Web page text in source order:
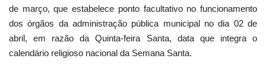
de março, que estabelece ponto facultativo no funcionamento
dos órgãos da administração pública municipal no dia 02 de
abril, em razão da Quinta-feira Santa, data que integra o
calendário religioso nacional da Semana Santa.